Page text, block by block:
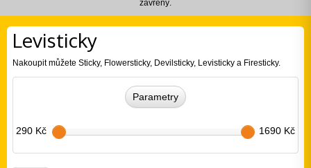
zavřený.
Levisticky
Nakoupit můžete Sticky, Flowersticky, Devilsticky, Levisticky a Firesticky.
Parametry
290 Kč 1690 Kč